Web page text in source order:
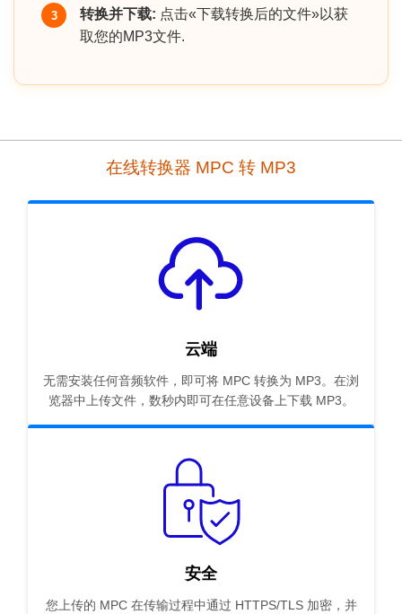
3 转换并下载: 点击«下载转换后的文件»以获
取您的MP3文件.
在线转换器 MPC 转 MP3
云端
无需安装任何音频软件，即可将 MPC 转换为 MP3。在浏
览器中上传文件，数秒内即可在任意设备上下载 MP3。
安全
您上传的 MPC 在传输过程中通过 HTTPS/TLS 加密，并